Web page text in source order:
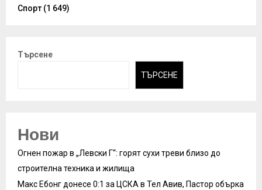
Спорт (1 649)
Търсене
ТЪРСЕНЕ
Нови
Огнен пожар в „Левски Г“: горят сухи треви близо до
строителна техника и жилища
Макс Ебонг донесе 0:1 за ЦСКА в Тел Авив, Пастор обърка